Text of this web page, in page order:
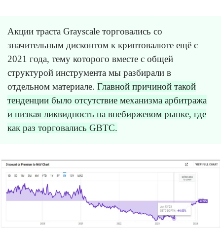
Акции траста Grayscale торговались со
значительным дисконтом к криптовалюте ещё с
2021 года, тему которого вместе с общей
структурой инструмента мы разбирали в
отдельном материале. Главной причиной такой
тенденции было отсутствие механизма арбитража
и низкая ликвидность на внебиржевом рынке, где
как раз торговались GBTC.